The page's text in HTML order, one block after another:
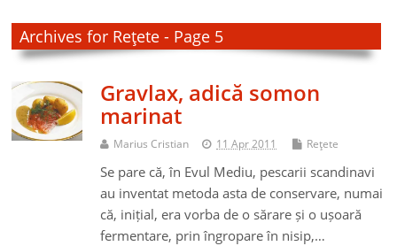
Archives for Reţete - Page 5
Gravlax, adică somon
marinat
Marius Cristian 11 Apr 2011 Reţete
Se pare că, în Evul Mediu, pescarii scandinavi
au inventat metoda asta de conservare, numai
că, inițial, era vorba de o sărare și o ușoară
fermentare, prin îngropare în nisip,…